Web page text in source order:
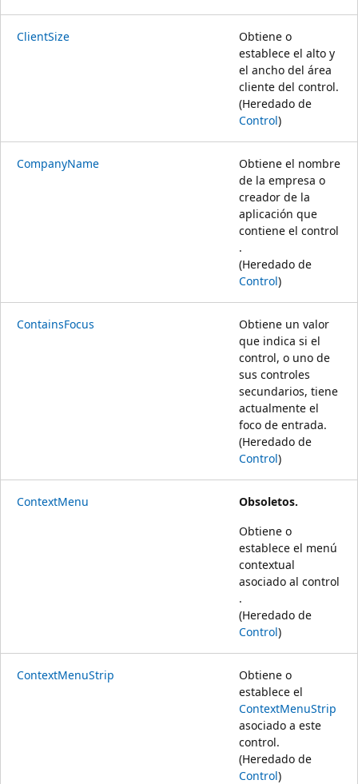
ClientSize
Obtiene o
establece el alto y
el ancho del área
cliente del control.
(Heredado de
Control)
CompanyName
Obtiene el nombre
de la empresa o
creador de la
aplicación que
contiene el control
.
(Heredado de
Control)
ContainsFocus
Obtiene un valor
que indica si el
control, o uno de
sus controles
secundarios, tiene
actualmente el
foco de entrada.
(Heredado de
Control)
ContextMenu
Obsoletos.
Obtiene o
establece el menú
contextual
asociado al control
.
(Heredado de
Control)
ContextMenuStrip
Obtiene o
establece el
ContextMenuStrip
asociado a este
control.
(Heredado de
Control)